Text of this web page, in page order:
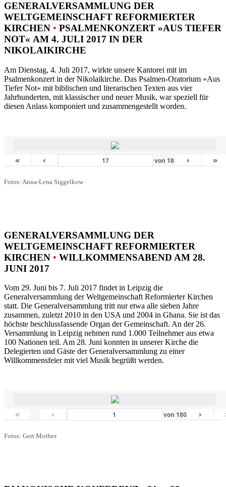
GENERALVERSAMMLUNG DER
WELTGEMEINSCHAFT REFORMIERTER
KIRCHEN • PSALMENKONZERT »AUS TIEFER
NOT« AM 4. JULI 2017 IN DER
NIKOLAIKIRCHE
Am Dienstag, 4. Juli 2017, wirkte unsere Kantorei mit im
Psalmenkonzert in der Nikolaikirche. Das Psalmen-Oratorium »Aus
Tiefer Not« mit biblischen und literarischen Texten aus vier
Jahrhunderten, mit klassischer und neuer Musik, war speziell für
diesen Anlass komponiert und zusammengestellt worden.
« ‹ von 18 › »
Fotos: Anna-Lena Siggelkow
GENERALVERSAMMLUNG DER
WELTGEMEINSCHAFT REFORMIERTER
KIRCHEN • WILLKOMMENSABEND AM 28.
JUNI 2017
Vom 29. Juni bis 7. Juli 2017 findet in Leipzig die
Generalversammlung der Weltgemeinschaft Reformierter Kirchen
statt. Die Generalversammlung tritt nur etwa alle sieben Jahre
zusammen, zuletzt 2010 in den USA und 2004 in Ghana. Sie ist das
höchste beschlussfassende Organ der Gemeinschaft. An der 26.
Versammlung in Leipzig nehmen rund 1.000 Teilnehmer aus etwa
100 Nationen teil. Am 28. Juni konnten in unserer Kirche die
Delegierten und Gäste der Generalversammlung zu einer
Willkommensfeier mit viel Musik begrüßt werden.
« ‹ von 180 ›
Fotos: Gert Mothes